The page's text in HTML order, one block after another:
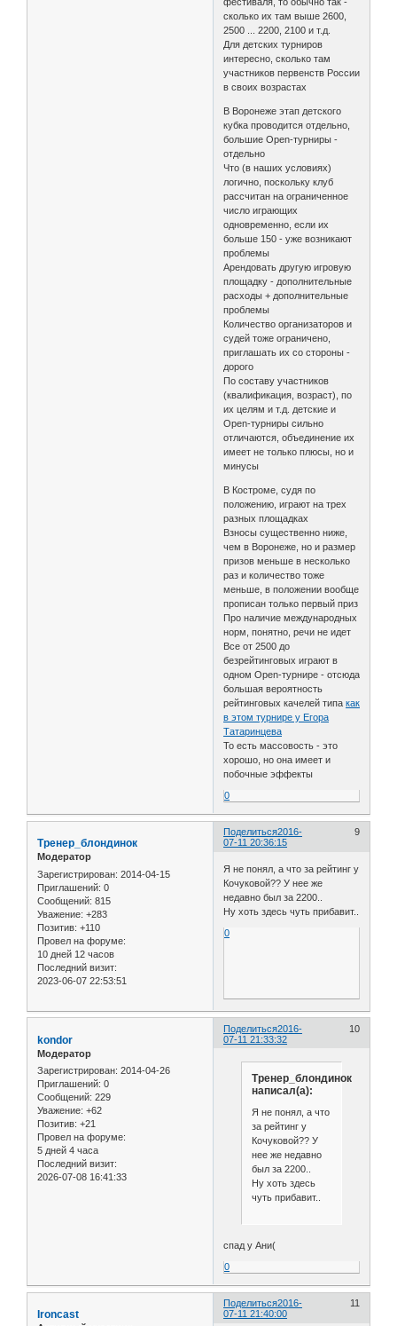
сколько их там выше 2600,
2500 ... 2200, 2100 и т.д.
Для детских турниров
интересно, сколько там
участников первенств России
в своих возрастах
В Воронеже этап детского
кубка проводится отдельно,
большие Open-турниры -
отдельно
Что (в наших условиях)
логично, поскольку клуб
рассчитан на ограниченное
число играющих
одновременно, если их
больше 150 - уже возникают
проблемы
Арендовать другую игровую
площадку - дополнительные
расходы + дополнительные
проблемы
Количество организаторов и
судей тоже ограничено,
приглашать их со стороны -
дорого
По составу участников
(квалификация, возраст), по
их целям и т.д. детские и
Open-турниры сильно
отличаются, объединение их
имеет не только плюсы, но и
минусы
В Костроме, судя по
положению, играют на трех
разных площадках
Взносы существенно ниже,
чем в Воронеже, но и размер
призов меньше в несколько
раз и количество тоже
меньше, в положении вообще
прописан только первый приз
Про наличие международных
норм, понятно, речи не идет
Все от 2500 до
безрейтинговых играют в
одном Open-турнире - отсюда
большая вероятность
рейтинговых качелей типакак
в этом турнире у Егора
Татаринцева
То есть массовость - это
хорошо, но она имеет и
побочные эффекты
0
Поделиться 9
2016-
07-11 20:36:15
Тренер_блондинок
Модератор
Зарегистрирован: 2014-04-15
Приглашений: 0
Сообщений: 815
Уважение: +283
Позитив: +110
Провел на форуме:
10 дней 12 часов
Последний визит:
2023-06-07 22:53:51
Я не понял, а что за рейтинг у
Кочуковой?? У нее же
недавно был за 2200..
Ну хоть здесь чуть прибавит..
0
Поделиться 10
2016-
07-11 21:33:32
kondor
Модератор
Зарегистрирован: 2014-04-26
Приглашений: 0
Сообщений: 229
Уважение: +62
Позитив: +21
Провел на форуме:
5 дней 4 часа
Последний визит:
2026-07-08 16:41:33
Тренер_блондинок
написал(а):
Я не понял, а что
за рейтинг у
Кочуковой?? У
нее же недавно
был за 2200..
Ну хоть здесь
чуть прибавит..
спад у Ани(
0
Поделиться 11
2016-
07-11 21:40:00
Ironcast